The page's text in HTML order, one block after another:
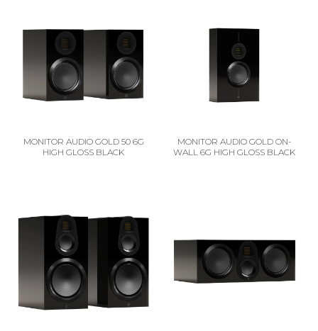
MONITOR AUDIO GOLD 50 6G
HIGH GLOSS BLACK
MONITOR AUDIO GOLD ON-
WALL 6G HIGH GLOSS BLACK